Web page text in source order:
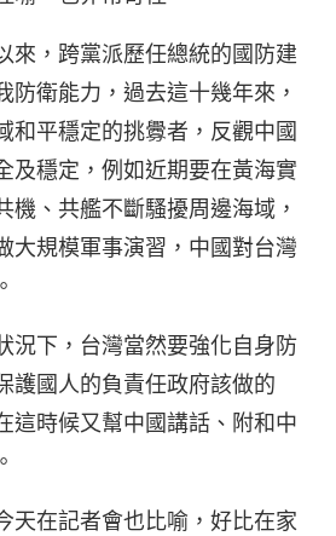
來，跨黨派歷任總統的國防建
防衛能力，過去這十幾年來，
和平穩定的挑釁者，反觀中國
及穩定，例如近期要在黃海實
機、共艦不斷騷擾周邊海域，
大規模軍事演習，中國對台灣
況下，台灣當然要強化自身防
護國人的負責任政府該做的
這時候又幫中國講話、附和中
天在記者會也比喻，好比在家